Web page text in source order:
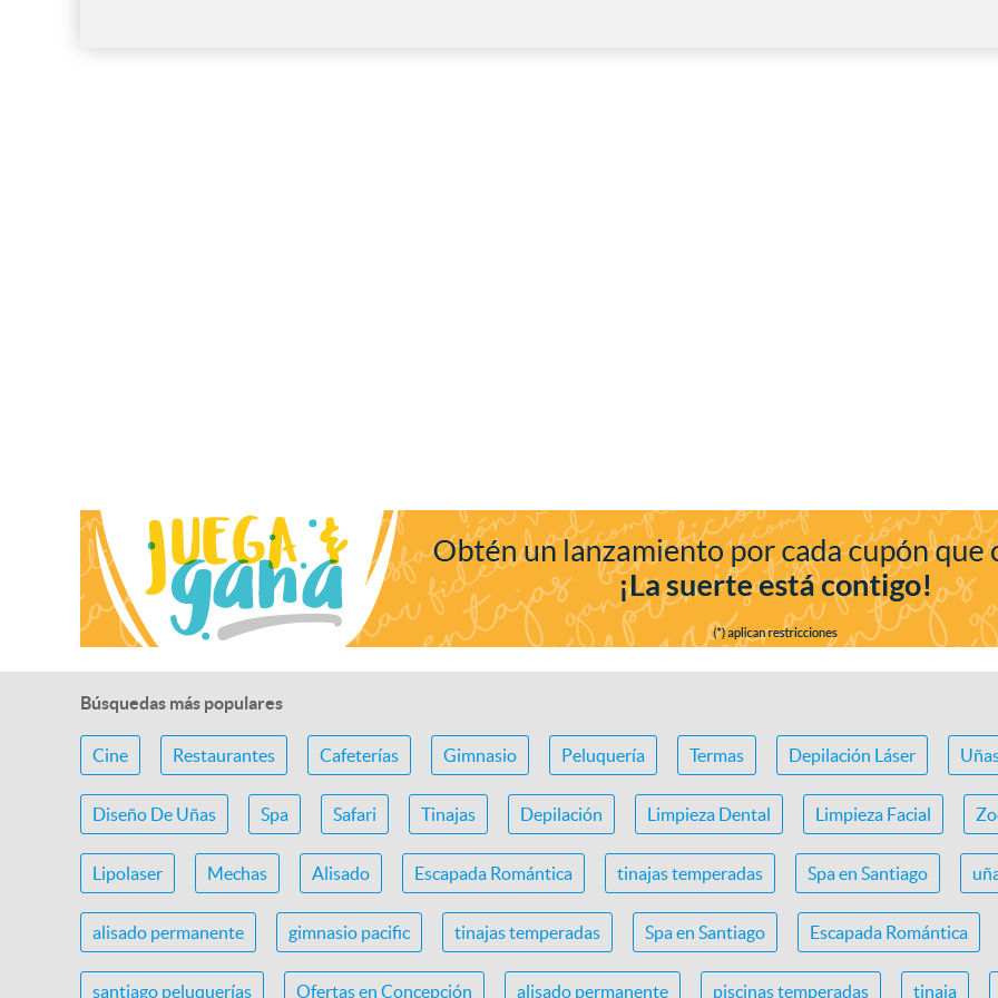
Búsquedas más populares
Cine Restaurantes Cafeterías Gimnasio Peluquería Termas Depilación Láser
Diseño De Uñas Spa Safari Tinajas Depilación Limpieza Dental Limpieza Facial
Lipolaser Mechas Alisado Escapada Romántica tinajas temperadas Spa en Santiago
alisado permanente gimnasio pacific tinajas temperadas Spa en Santiago Escapada Romántica
santiago peluquerías Ofertas en Concepción alisado permanente piscinas temperadas tinaja